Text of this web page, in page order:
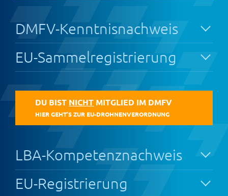
DMFV-Kenntnisnachweis
EU-Sammelregistrierung
DU BIST NICHT MITGLIED IM DMFV
HIER GEHT’S ZUR EU-DROHNENVERORDNUNG
LBA-Kompetenznachweis
EU-Registrierung